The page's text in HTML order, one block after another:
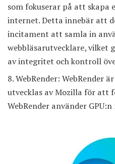
som fokuserar på att
internet. Detta innebär att
incitament att samla in
webbläsarutvecklare, vilket
av integritet och kontroll
WebRender: WebRender
utvecklas av Mozilla för att
WebRender använder